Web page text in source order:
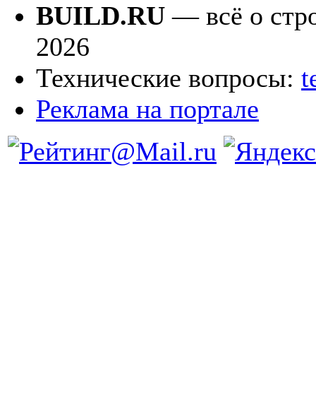
BUILD.RU — всё о
2026
Технические вопросы:
Реклама на портале